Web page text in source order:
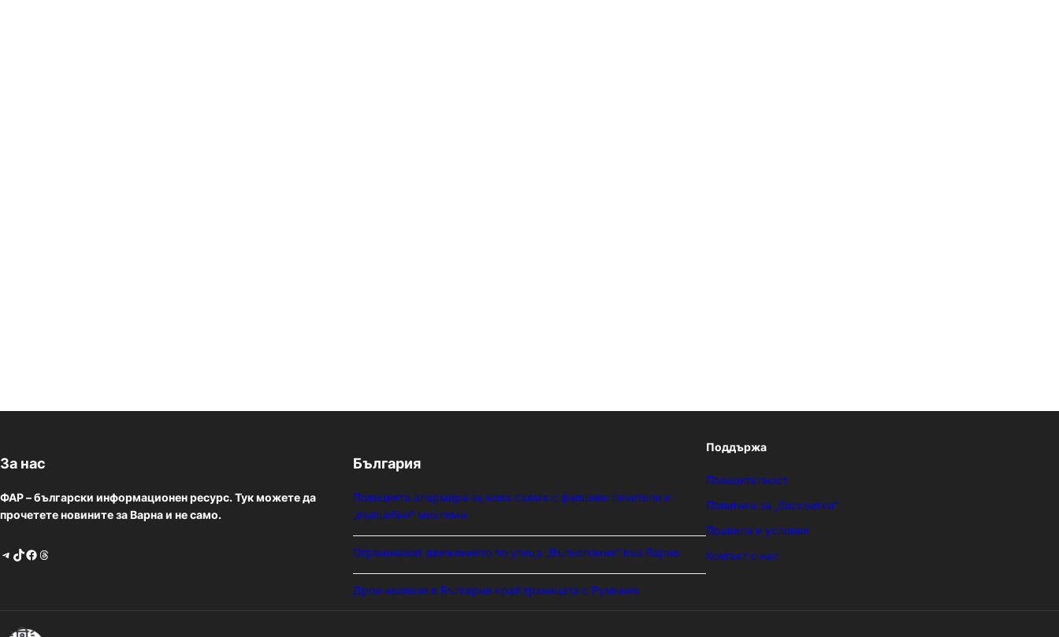
За нас
ФАР – български информационен ресурс. Тук можете да
прочетете новините за Варна и не само.
Telegram TikTok Facebook Threads
България
Полицията алармира за нова схема с фалшиви лечители и
„вълшебни“ мехлеми
Ограничават движението по улица „Вълноломна“ във Варна
Дрон навлезе в България край границата с Румъния
Поддържа
Поверителност
Политика за „бисквитки“
Правила и условия
Контакт с нас